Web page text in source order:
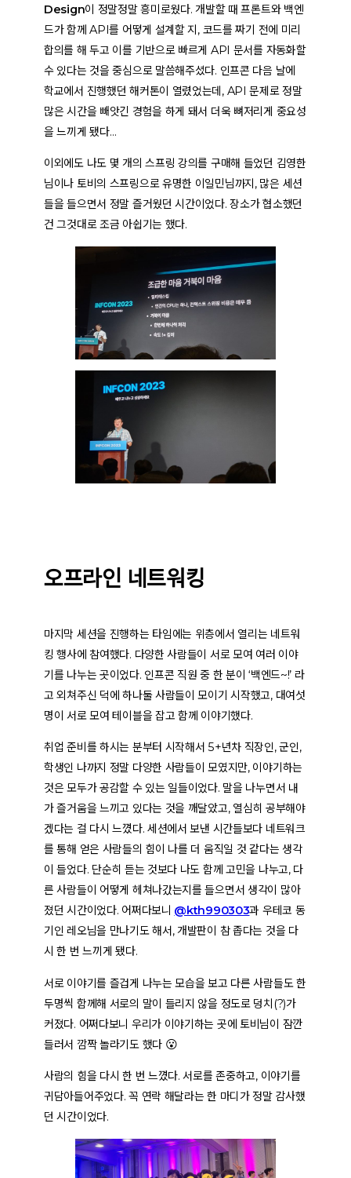
Design이 정말정말 흥미로웠다. 개발할 때 프론트와 백엔
드가 함께 API를 어떻게 설계할 지, 코드를 짜기 전에 미리
합의를 해 두고 이를 기반으로 빠르게 API 문서를 자동화할
수 있다는 것을 중심으로 말씀해주셨다. 인프콘 다음 날에
학교에서 진행했던 해커톤이 열렸었는데, API 문제로 정말
많은 시간을 빼앗긴 경험을 하게 돼서 더욱 뼈저리게 중요성
을 느끼게 됐다…
이외에도 나도 몇 개의 스프링 강의를 구매해 들었던 김영한
님이나 토비의 스프링으로 유명한 이일민님까지, 많은 세션
들을 들으면서 정말 즐거웠던 시간이었다. 장소가 협소했던
건 그것대로 조금 아쉽기는 했다.
오프라인 네트워킹
마지막 세션을 진행하는 타임에는 위층에서 열리는 네트워
킹 행사에 참여했다. 다양한 사람들이 서로 모여 여러 이야
기를 나누는 곳이었다. 인프콘 직원 중 한 분이 ‘백엔드~!’ 라
고 외쳐주신 덕에 하나둘 사람들이 모이기 시작했고, 대여섯
명이 서로 모여 테이블을 잡고 함께 이야기했다.
취업 준비를 하시는 분부터 시작해서 5+년차 직장인, 군인,
학생인 나까지 정말 다양한 사람들이 모였지만, 이야기하는
것은 모두가 공감할 수 있는 일들이었다. 말을 나누면서 내
가 즐거움을 느끼고 있다는 것을 깨달았고, 열심히 공부해야
겠다는 걸 다시 느꼈다. 세션에서 보낸 시간들보다 네트워크
를 통해 얻은 사람들의 힘이 나를 더 움직일 것 같다는 생각
이 들었다. 단순히 듣는 것보다 나도 함께 고민을 나누고, 다
른 사람들이 어떻게 헤쳐나갔는지를 들으면서 생각이 많아
졌던 시간이었다. 어쩌다보니 @kth990303과 우테코 동
기인 레오님을 만나기도 해서, 개발판이 참 좁다는 것을 다
시 한 번 느끼게 됐다.
서로 이야기를 즐겁게 나누는 모습을 보고 다른 사람들도 한
두명씩 함께해 서로의 말이 들리지 않을 정도로 덩치(?)가
커졌다. 어쩌다보니 우리가 이야기하는 곳에 토비님이 잠깐
들러서 깜짝 놀라기도 했다 😮
사람의 힘을 다시 한 번 느꼈다. 서로를 존중하고, 이야기를
귀담아들어주었다. 꼭 연락 해달라는 한 마디가 정말 감사했
던 시간이었다.